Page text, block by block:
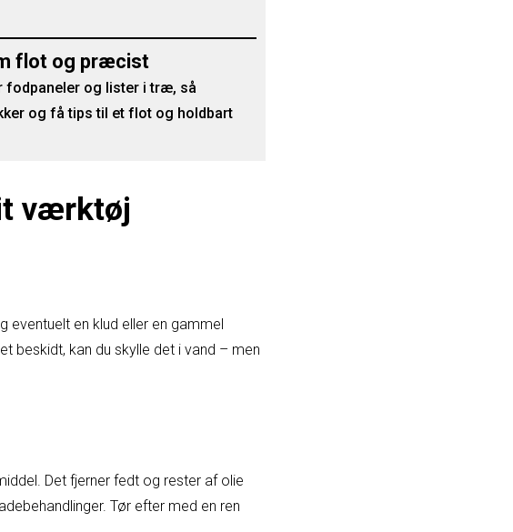
flot og præcist
fodpaneler og lister i træ, så
og få tips til et flot og holdbart
værktøj
en klud eller en gammel
beskidt, kan du skylle det i vand – men
Det fjerner fedt og rester af olie
Tør efter med en ren